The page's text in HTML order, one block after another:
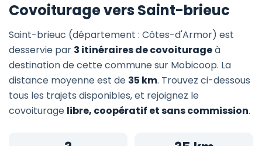
Covoiturage vers Saint-brieuc
Saint-brieuc (département : Côtes-d'Armor) est
desservie par 3 itinéraires de covoiturageà
destination de cette commune sur Mobicoop. La
distance moyenne est de 35 km. Trouvez ci-dessous
tous les trajets disponibles, et rejoignez le
covoiturage libre, coopératif et sans commission.